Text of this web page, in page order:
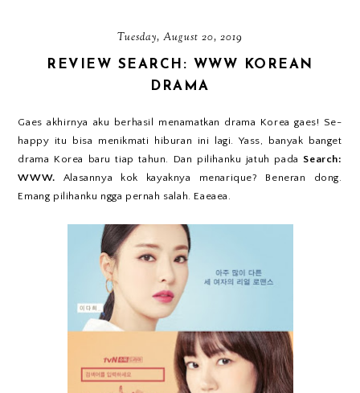
Tuesday, August 20, 2019
REVIEW SEARCH: WWW KOREAN
DRAMA
Gaes akhirnya aku berhasil menamatkan drama Korea gaes! Se-
happy itu bisa menikmati hiburan ini lagi. Yass, banyak banget
drama Korea baru tiap tahun. Dan pilihanku jatuh pada Search:
WWW. Alasannya kok kayaknya menarique? Beneran dong.
Emang pilihanku ngga pernah salah. Eaeaea.